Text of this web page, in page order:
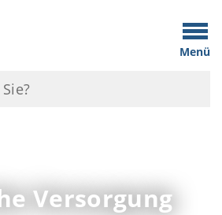
Menü
Versorgung